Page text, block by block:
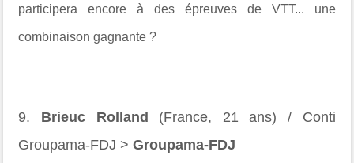
participera encore à des épreuves de VTT... une
combinaison gagnante ?
9. Brieuc Rolland
(France, 21 ans) / Conti
Groupama-FDJ >Groupama-FDJ